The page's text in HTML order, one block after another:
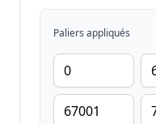
Paliers appliqués